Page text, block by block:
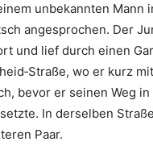
unbekannten Mann
angesprochen. Der
und lief durch einen
wo er kurz
bevor er seinen Weg in
In derselben
Paar.